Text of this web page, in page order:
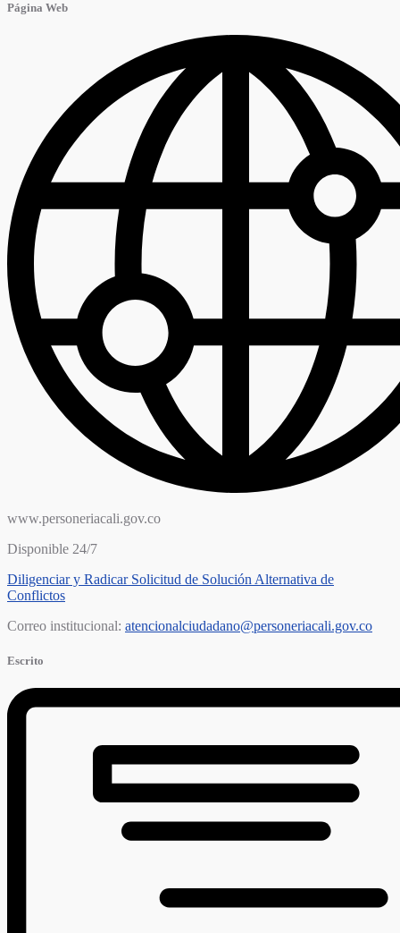
Página Web
www.personeriacali.gov.co
Disponible 24/7
Diligenciar y Radicar Solicitud de Solución Alternativa de
Conflictos
Correo institucional: atencionalciudadano@personeriacali.gov.co
Escrito